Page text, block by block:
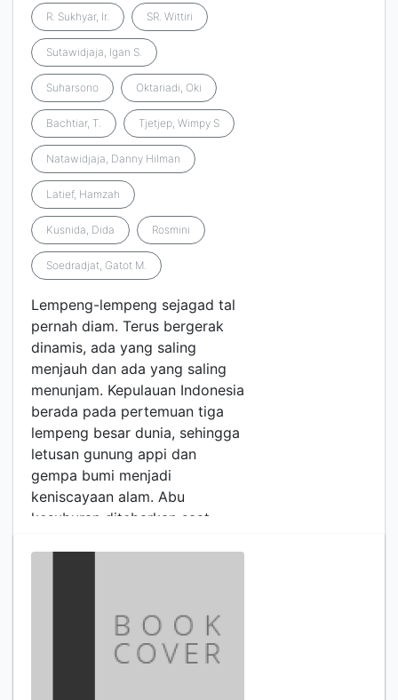
R. Sukhyar, Ir. SR. Wittiri
Sutawidjaja, Igan S.
Suharsono Oktariadi, Oki
Bachtiar, T. Tjetjep, Wimpy S
Natawidjaja, Danny Hilman
Latief, Hamzah
Kusnida, Dida Rosmini
Soedradjat, Gatot M.
Lempeng-lempeng sejagad tal
pernah diam. Terus bergerak
dinamis, ada yang saling
menjauh dan ada yang saling
menunjam. Kepulauan Indonesia
berada pada pertemuan tiga
lempeng besar dunia, sehingga
letusan gunung appi dan
gempa bumi menjadi
keniscayaan alam. Abu
kesuburan ditebarkan saat